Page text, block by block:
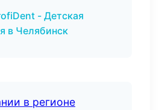
- Детская
в Челябинск
в регионе